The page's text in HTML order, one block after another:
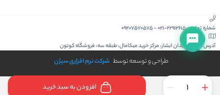
افزودن به سبد خرید
شماره تماس :021-22912615
-
09207570575
آدرس :کیش، میدان ابشار، مرکز خرید میکامال، طبقه سه، فروشگاه کوتون
طراحی و توسعه توسط شرکت نرم افزاری سیژن